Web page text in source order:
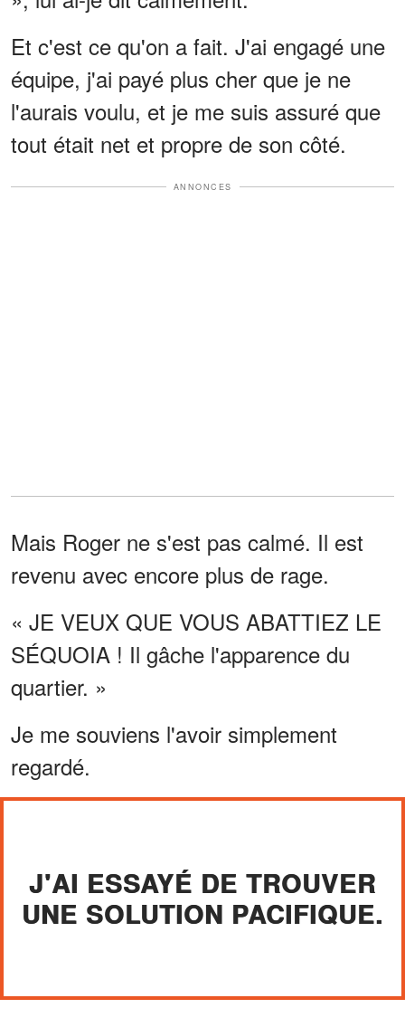
Et c'est ce qu'on a fait. J'ai engagé une
équipe, j'ai payé plus cher que je ne
l'aurais voulu, et je me suis assuré que
tout était net et propre de son côté.
ANNONCES
Mais Roger ne s'est pas calmé. Il est
revenu avec encore plus de rage.
« JE VEUX QUE VOUS ABATTIEZ LE
SÉQUOIA ! Il gâche l'apparence du
quartier. »
Je me souviens l'avoir simplement
regardé.
J'AI ESSAYÉ DE TROUVER
UNE SOLUTION PACIFIQUE.